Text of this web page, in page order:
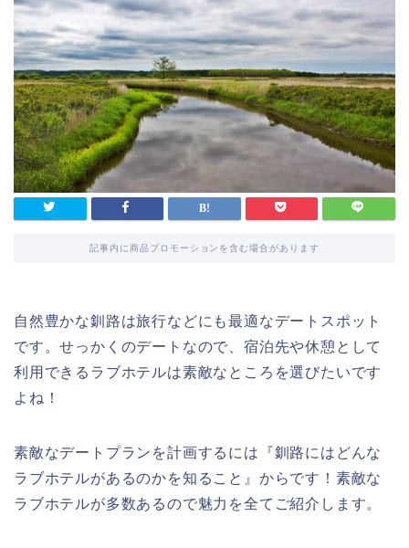
記事内に商品プロモーションを含む場合があります
自然豊かな釧路は旅行などにも最適なデートスポット
です。せっかくのデートなので、宿泊先や休憩として
利用できるラブホテルは素敵なところを選びたいです
よね！
素敵なデートプランを計画するには『釧路にはどんな
ラブホテルがあるのかを知ること』からです！素敵な
ラブホテルが多数あるので魅力を全てご紹介します。